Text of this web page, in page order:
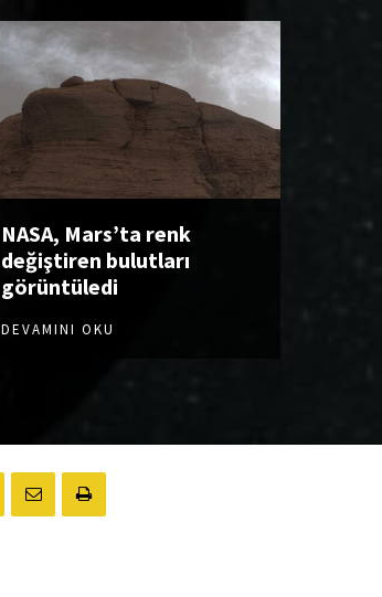
NASA, Mars’ta renk
değiştiren bulutları
görüntüledi
DEVAMINI OKU